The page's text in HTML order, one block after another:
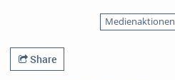
Medienaktionen
Share